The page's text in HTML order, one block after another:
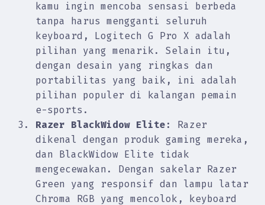
kamu ingin mencoba sensasi berbeda
tanpa harus mengganti seluruh
keyboard, Logitech G Pro X adalah
pilihan yang menarik. Selain itu,
dengan desain yang ringkas dan
portabilitas yang baik, ini adalah
pilihan populer di kalangan pemain
e-sports.
Razer BlackWidow Elite:
Razer
dikenal dengan produk gaming mereka,
dan BlackWidow Elite tidak
mengecewakan. Dengan sakelar Razer
Green yang responsif dan lampu latar
Chroma RGB yang mencolok, keyboard